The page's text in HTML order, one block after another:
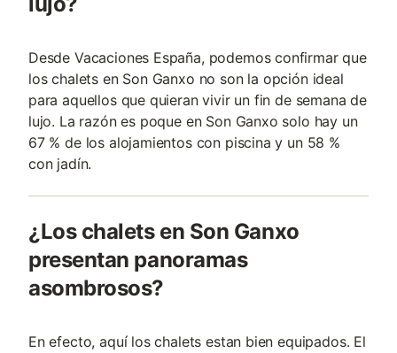
Desde Vacaciones España, podemos confirmar que
los chalets en Son Ganxo no son la opción ideal
para aquellos que quieran vivir un fin de semana de
lujo. La razón es poque en Son Ganxo solo hay un
67 % de los alojamientos con piscina y un 58 %
con jadín.
¿Los chalets en Son Ganxo
presentan panoramas
asombrosos?
En efecto, aquí los chalets estan bien equipados. El